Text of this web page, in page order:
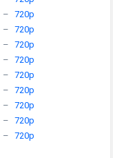
– 720p
– 720p
– 720p
– 720p
– 720p
– 720p
– 720p
– 720p
– 720p